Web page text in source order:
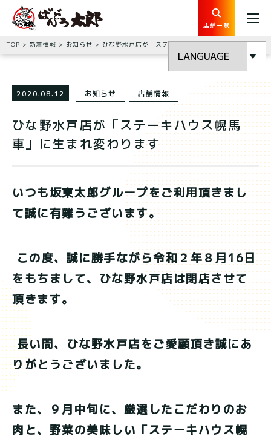
店舗一覧
TOP 新着情報 お知らせ ひな野水戸店が「ステーキハウス幌馬車」に生まれ変わります
2020.08.12 お知らせ 店舗情報
ひな野水戸店が「ステーキハウス幌馬
車」に生まれ変わります
いつも坂東太郎グループをご利用頂きまし
て誠に有難うございます。
この度、誠に勝手ながら令和２年８月16日
をもちまして、ひな野水戸店は閉店させて
頂きます。
長い間、ひな野水戸店をご愛顧頂き誠にあ
りがとうございました。
また、９月中旬に、厳選したこだわりのお
肉と、野菜の美味しい 「ステーキハウス幌